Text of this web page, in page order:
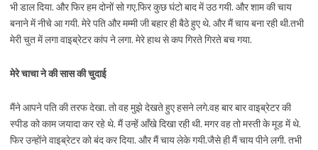
भी डाल दिया. और फिर हम दोनों सो गए.फिर कुछ घंटो बाद में उठ गयी. और शाम की चाय
बनाने में नीचे आ गयी. मेरे पति और मम्मी जी बहार ही बैठे हुए थे. और मैं चाय बना रही थी.तभी
मेरी चुत में लगा वाइब्रेटर कांप ने लगा. मेरे हाथ से कप गिरते गिरते बच गया.
मेरे चाचा ने की सास की चुदाई
मैंने आपने पति की तरफ देखा. तो वह मुझे देखते हुए हसने लगे.वह बार बार वाइब्रेटर की
स्पीड को काम जयादा कर रहे थे. मैं उन्हें आँखे दिखा रही थी. मगर वह तो मस्ती के मूड में थे.
फिर उन्होंने वाइब्रेटर को बंद कर दिया. और मैं चाय लेके गयी.जैसे ही मैं चाय पीने लगी. तभी